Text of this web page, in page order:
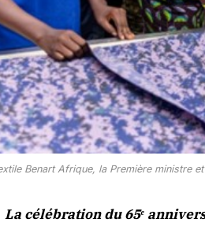
Benart Afrique, la Première ministre
La célébration du 65ᵉ